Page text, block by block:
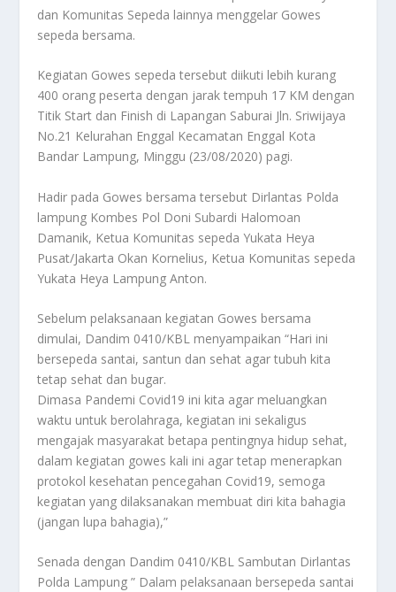
dan Komunitas Sepeda lainnya menggelar Gowes
sepeda bersama.
Kegiatan Gowes sepeda tersebut diikuti lebih kurang
400 orang peserta dengan jarak tempuh 17 KM dengan
Titik Start dan Finish di Lapangan Saburai Jln. Sriwijaya
No.21 Kelurahan Enggal Kecamatan Enggal Kota
Bandar Lampung, Minggu (23/08/2020) pagi.
Hadir pada Gowes bersama tersebut Dirlantas Polda
lampung Kombes Pol Doni Subardi Halomoan
Damanik, Ketua Komunitas sepeda Yukata Heya
Pusat/Jakarta Okan Kornelius, Ketua Komunitas sepeda
Yukata Heya Lampung Anton.
Sebelum pelaksanaan kegiatan Gowes bersama
dimulai, Dandim 0410/KBL menyampaikan “Hari ini
bersepeda santai, santun dan sehat agar tubuh kita
tetap sehat dan bugar.
Dimasa Pandemi Covid19 ini kita agar meluangkan
waktu untuk berolahraga, kegiatan ini sekaligus
mengajak masyarakat betapa pentingnya hidup sehat,
dalam kegiatan gowes kali ini agar tetap menerapkan
protokol kesehatan pencegahan Covid19, semoga
kegiatan yang dilaksanakan membuat diri kita bahagia
(jangan lupa bahagia),”
Senada dengan Dandim 0410/KBL Sambutan Dirlantas
Polda Lampung ” Dalam pelaksanaan bersepeda santai